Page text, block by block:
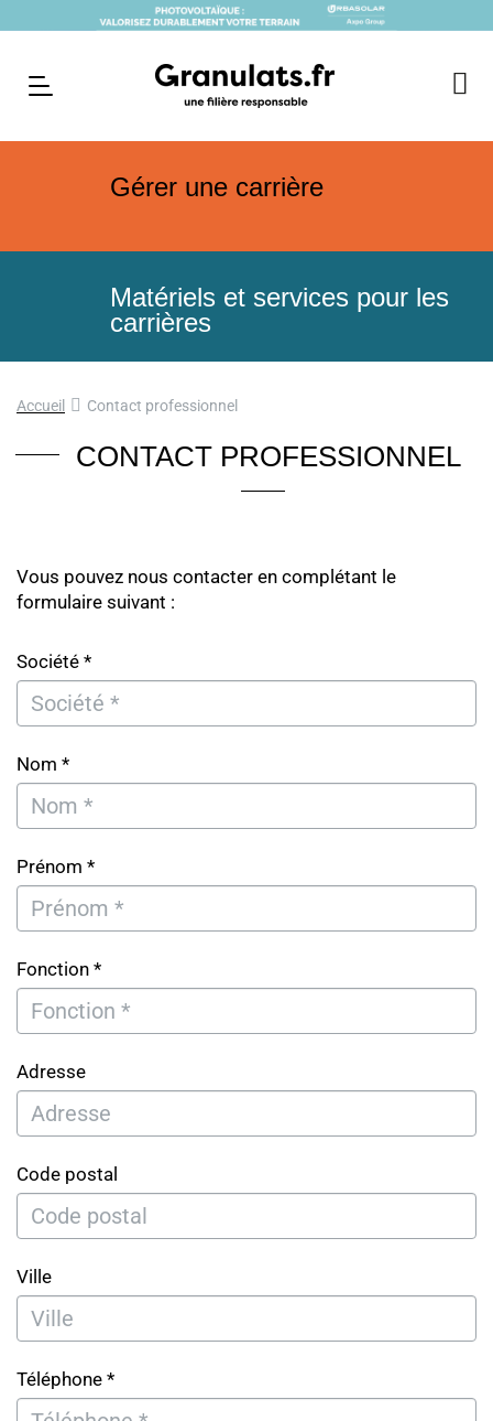
Gérer une carrière
Matériels et services pour les
carrières
Accueil Contact professionnel
CONTACT PROFESSIONNEL
Vous pouvez nous contacter en complétant le
formulaire suivant :
Société *
Nom *
Prénom *
Fonction *
Adresse
Code postal
Ville
Téléphone *